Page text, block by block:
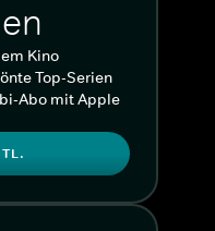
Kino
Top-Serien
Abo mit Apple